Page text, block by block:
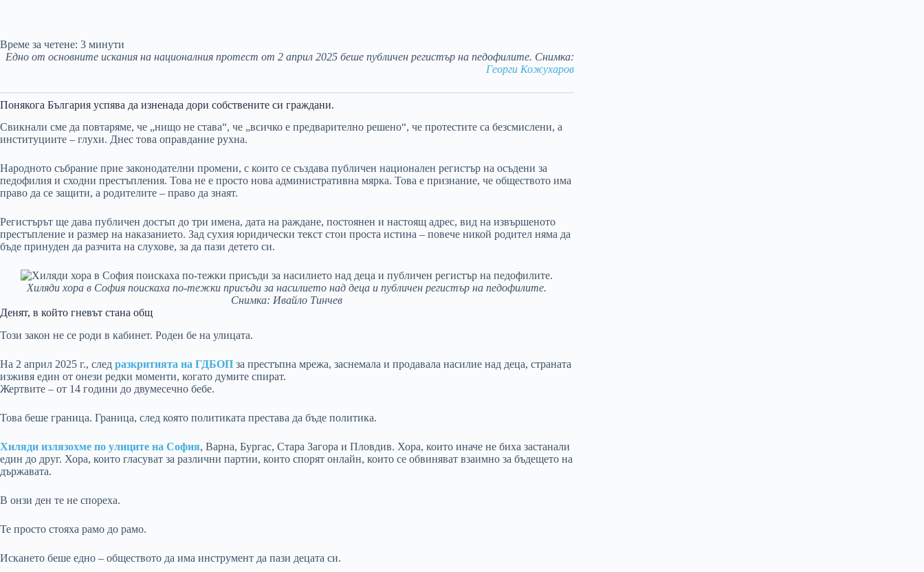
Време за четене: 3 минути
Едно от основните искания на националния протест от 2 април 2025 беше публичен регистър на педофилите. Снимка:
Георги Кожухаров
Понякога България успява да изненада дори собствените си граждани.
Свикнали сме да повтаряме, че „нищо не става“, че „всичко е предварително решено“, че протестите са безсмислени, а
институциите – глухи. Днес това оправдание рухна.
Народното събрание прие законодателни промени, с които се създава публичен национален регистър на осъдени за
педофилия и сходни престъпления. Това не е просто нова административна мярка. Това е признание, че обществото има
право да се защити, а родителите – право да знаят.
Регистърът ще дава публичен достъп до три имена, дата на раждане, постоянен и настоящ адрес, вид на извършеното
престъпление и размер на наказанието. Зад сухия юридически текст стои проста истина – повече никой родител няма да
бъде принуден да разчита на слухове, за да пази детето си.
Хиляди хора в София поискаха по-тежки присъди за насилието над деца и публичен регистър на педофилите.
Снимка: Ивайло Тинчев
Денят, в който гневът стана общ
Този закон не се роди в кабинет. Роден бе на улицата.
На 2 април 2025 г., след разкритията на ГДБОП за престъпна мрежа, заснемала и продавала насилие над деца, страната
изживя един от онези редки моменти, когато думите спират.
Жертвите – от 14 години до двумесечно бебе.
Това беше граница. Граница, след която политиката престава да бъде политика.
Хиляди излязохме по улиците на София, Варна, Бургас, Стара Загора и Пловдив. Хора, които иначе не биха застанали
един до друг. Хора, които гласуват за различни партии, които спорят онлайн, които се обвиняват взаимно за бъдещето на
държавата.
В онзи ден те не спореха.
Те просто стояха рамо до рамо.
Искането беше едно – обществото да има инструмент да пази децата си.